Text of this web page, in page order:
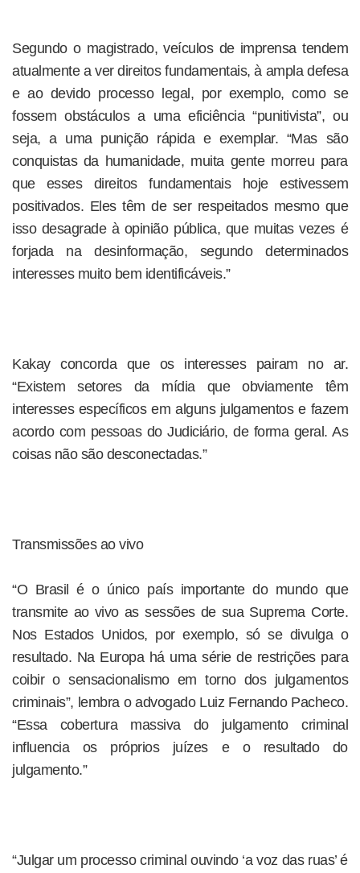
Segundo o magistrado, veículos de imprensa tendem
atualmente a ver direitos fundamentais, à ampla defesa
e ao devido processo legal, por exemplo, como se
fossem obstáculos a uma eficiência “punitivista”, ou
seja, a uma punição rápida e exemplar. “Mas são
conquistas da humanidade, muita gente morreu para
que esses direitos fundamentais hoje estivessem
positivados. Eles têm de ser respeitados mesmo que
isso desagrade à opinião pública, que muitas vezes é
forjada na desinformação, segundo determinados
interesses muito bem identificáveis.”
Kakay concorda que os interesses pairam no ar.
“Existem setores da mídia que obviamente têm
interesses específicos em alguns julgamentos e fazem
acordo com pessoas do Judiciário, de forma geral. As
coisas não são desconectadas.”
Transmissões ao vivo
“O Brasil é o único país importante do mundo que
transmite ao vivo as sessões de sua Suprema Corte.
Nos Estados Unidos, por exemplo, só se divulga o
resultado. Na Europa há uma série de restrições para
coibir o sensacionalismo em torno dos julgamentos
criminais”, lembra o advogado Luiz Fernando Pacheco.
“Essa cobertura massiva do julgamento criminal
influencia os próprios juízes e o resultado do
julgamento.”
“Julgar um processo criminal ouvindo ‘a voz das ruas’ é